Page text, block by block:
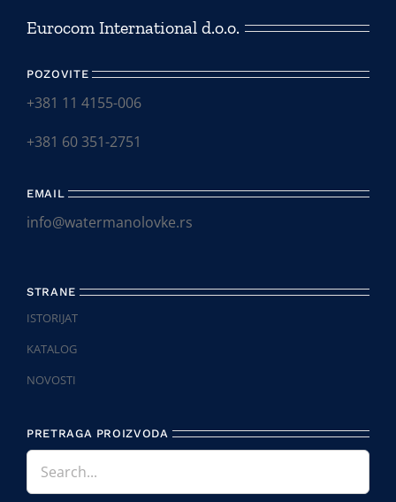
Eurocom International d.o.o.
POZOVITE
+381 11 4155-006
+381 60 351-2751
EMAIL
info@watermanolovke.rs
STRANE
ISTORIJAT
KATALOG
NOVOSTI
PRETRAGA PROIZVODA